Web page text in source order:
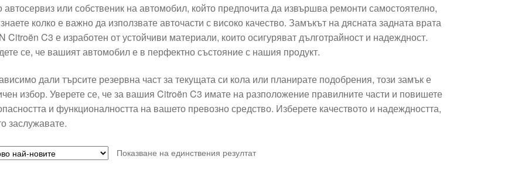
автосервиз или собственик на автомобил, който предпочита да извършва ремонти самостоятелно,
колко е важно да използвате авточасти с високо качество. Замъкът на дясната задната врата
Citroën C3 е изработен от устойчиви материали, които осигуряват дълготрайност и надеждност.
се, че вашият автомобил е в перфектно състояние с нашия продукт.
дали търсите резервна част за текущата си кола или планирате подобрения, този замък е
избор. Уверете се, че за вашия Citroën C3 имате на разположение правилните части и повишете
и функционалността на вашето превозно средство. Изберете качеството и надеждността,
заслужавате.
Показване на единствения резултат